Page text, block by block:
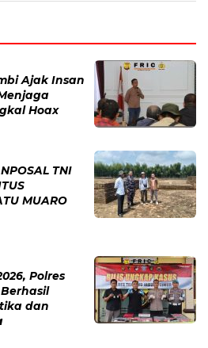
Ajak Insan
Hoax
TNI
MUARO
Polres
dan